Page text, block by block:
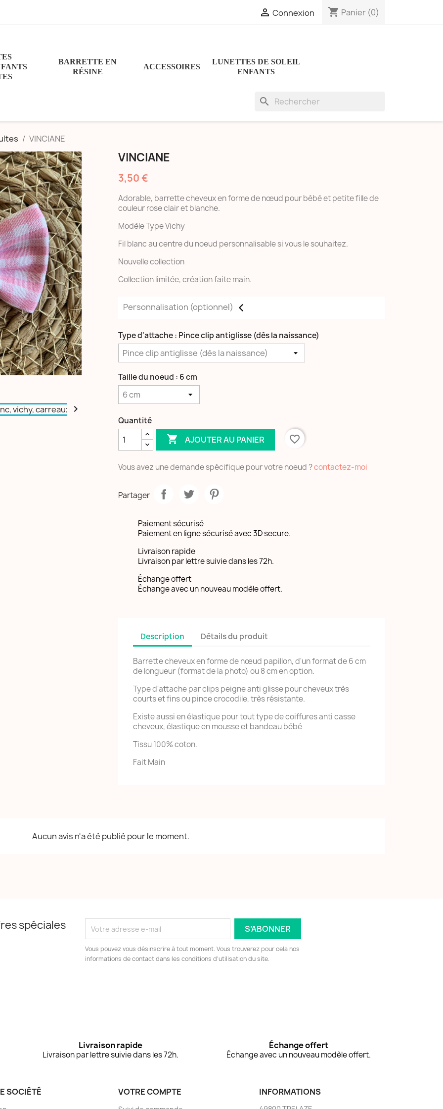
 Connexion shopping_cart Panier (0)
BARRETTE EN
RÉSINE
ACCESSOIRES
LUNETTES DE SOLEIL
ENFANTS
search
VINCIANE

VINCIANE
3,50 €
Adorable, barrette cheveux en forme de nœud pour bébé et petite fille de
couleur rose clair et blanche.
Modèle Type Vichy
Fil blanc au centre du noeud personnalisable si vous le souhaitez.
Nouvelle collection
Collection limitée, création faite main.
Personnalisation (optionnel)
Type d'attache : Pince clip antiglisse (dès la naissance)
Taille du noeud : 6 cm
Quantité
 AJOUTER AU PANIER favorite_border
Vous avez une demande spécifique pour votre noeud ?contactez-moi
Partager
Paiement sécurisé
Paiement en ligne sécurisé avec 3D secure.
Livraison rapide
Livraison par lettre suivie dans les 72h.
Échange offert
Échange avec un nouveau modèle offert.
Description Détails du produit
Barrette cheveux en forme de nœud papillon, d'un format de 6 cm
de longueur (format de la photo) ou 8 cm en option.
Type d'attache par clips peigne anti glisse pour cheveux très
courts et fins ou pince crocodile, très résistante.
Existe aussi en élastique pour tout type de coiffures anti casse
cheveux, élastique en mousse et bandeau bébé
Tissu 100% coton.
Fait Main
Aucun avis n'a été publié pour le moment.
spéciales
Vous pouvez vous désinscrire à tout moment. Vous trouverez pour cela nos
informations de contact dans les conditions d'utilisation du site.
Livraison rapide
Livraison par lettre suivie dans les 72h.
Échange offert
Échange avec un nouveau modèle offert.
SOCIÉTÉ VOTRE COMPTE INFORMATIONS